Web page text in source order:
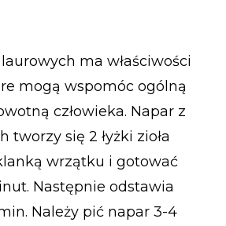
ma właściwości
mogą wspomóc ogólną
człowieka. Napar z
tworzy się 2 łyżki zioła
wrzątku i gotować
Następnie odstawia
Należy pić napar 3-4